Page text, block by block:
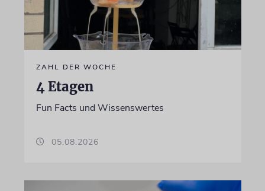
ZAHL DER WOCHE
4 Etagen
Fun Facts und Wissenswertes
05.08.2026